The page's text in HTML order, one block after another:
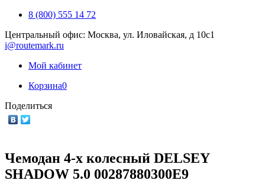
8 (800) 555 14 72
Центральный офис: Москва, ул. Иловайская, д 10с1
i@routemark.ru
Мой кабинет
Корзина0
Поделиться
Чемодан 4-х колесный DELSEY
SHADOW 5.0 00287880300E9